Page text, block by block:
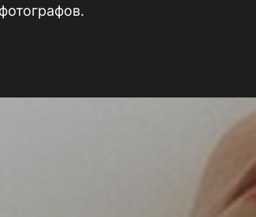
фотографов.